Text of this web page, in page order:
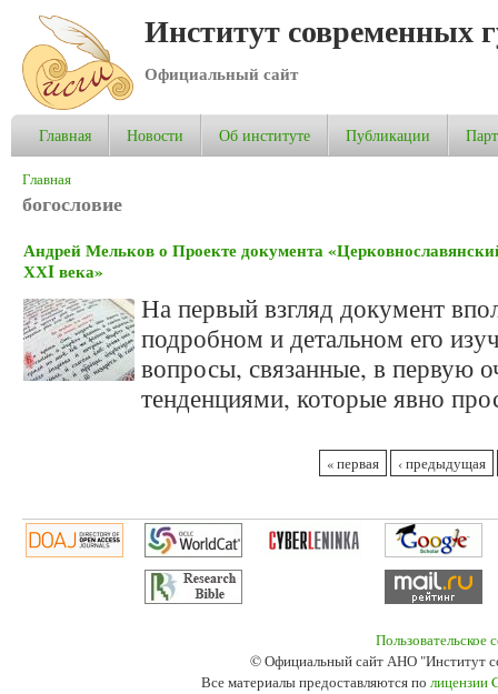
Институт современных
Официальный сайт
Главная Новости Об институте Публикации
Вы здесь
Главная
богословие
Андрей Мельков о Проекте документа
ХХI века»
На первый взгляд документ
подробном и детальном его
вопросы, связанные, в первую
тенденциями, которые явно
« первая ‹ предыдущая
Пользовательское
© Официальный сайт АНО "Институт
Все материалы предоставляются по лицензии